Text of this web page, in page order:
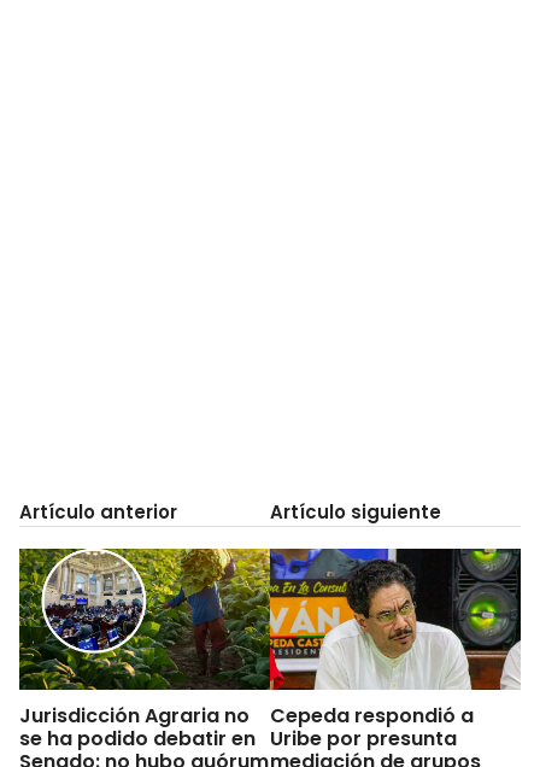
Artículo anterior
Jurisdicción Agraria no
se ha podido debatir en
Senado: no hubo quórum
Artículo siguiente
Cepeda respondió a
Uribe por presunta
mediación de grupos